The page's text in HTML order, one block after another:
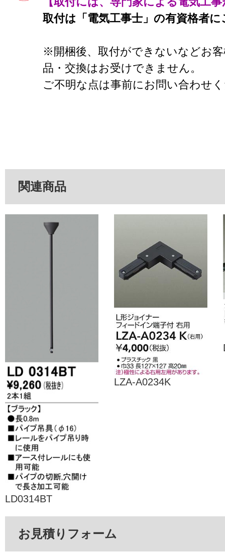
取付は「電気工事士」の有資格者
※開梱後、取付ができないなどお
品・交換はお受けできません。
ご不明な点は事前にお問い合わせ
関連商品
LD0314BT
LZA-A0234K
お見積りフォーム